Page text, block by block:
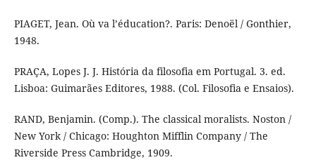
PIAGET, Jean. Où va l’éducation?. Paris: Denoël / Gonthier,
1948.
PRAÇA, Lopes J. J. História da filosofia em Portugal. 3. ed.
Lisboa: Guimarães Editores, 1988. (Col. Filosofia e Ensaios).
RAND, Benjamin. (Comp.). The classical moralists. Noston /
New York / Chicago: Houghton Mifflin Company / The
Riverside Press Cambridge, 1909.